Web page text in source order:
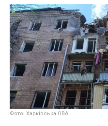
Фото: Харківська ОВА